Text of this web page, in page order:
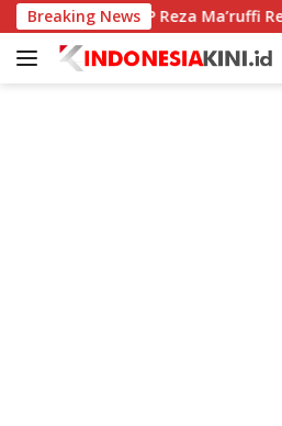
Langsung
ke
konten
Breaking News
AKBP Reza Ma’ruffi Resmi